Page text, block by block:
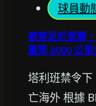
球員動
被禁足於家鄉
重聚 8000 公
塔利班禁令
亡海外 根據